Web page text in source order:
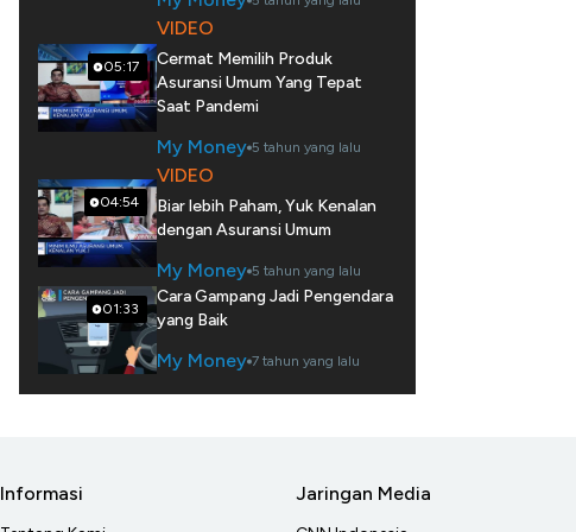
05:17
VIDEO
Cermat Memilih Produk
Asuransi Umum Yang Tepat
Saat Pandemi
My Money 5 tahun yang lalu
04:54
VIDEO
Biar lebih Paham, Yuk Kenalan
dengan Asuransi Umum
My Money 5 tahun yang lalu
01:33
Cara Gampang Jadi Pengendara
yang Baik
My Money 7 tahun yang lalu
Informasi Jaringan Media